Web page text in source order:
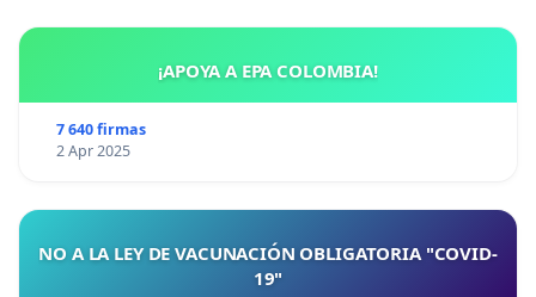
¡APOYA A EPA COLOMBIA!
7 640 firmas
2 Apr 2025
NO A LA LEY DE VACUNACIÓN OBLIGATORIA "COVID-
19"